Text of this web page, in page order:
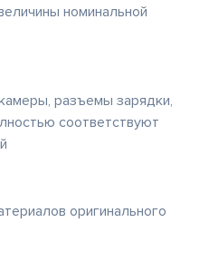
номинальной
разъемы зарядки,
соответствуют
оригинального